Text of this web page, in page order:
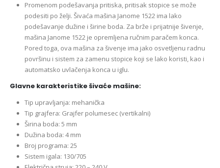
Promenom podešavanja pritiska, pritisak stopice se može
podesiti po želji. Šivaća mašina Janome 1522 ima lako
podešavanje dužine i širine boda. Za brže i prijatnije šivenje,
mašina Janome 1522 je opremljena ručnim paračem konca.
Pored toga, ova mašina za šivenje ima jako osvetljenu radnu
površinu i sistem za zamenu stopice koji se lako koristi, kao i
automatsko uvlačenja konca u iglu.
Glavne karakteristike šivaće mašine:
Tip upravljanja: mehanička
Tip grajfera: Grajfer polumesec (vertikalni)
Širina boda: 5 mm
Dužina boda: 4 mm
Broj programa: 25
Sistem igala: 130/705